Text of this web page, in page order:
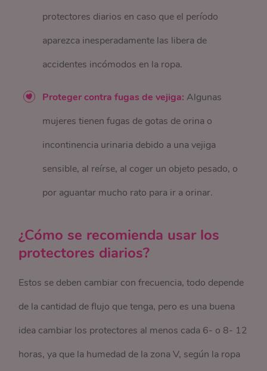
protectores diarios en caso que el período
aparezca inesperadamente las libera de
accidentes incómodos en la ropa.
Proteger contra fugas de vejiga:Algunas
mujeres tienen fugas de gotas de orina o
incontinencia urinaria debido a una vejiga
sensible, al reírse, al coger un objeto pesado, o
por aguantar mucho rato para ir a orinar.
¿Cómo se recomienda usar los
protectores diarios?
Estos se deben cambiar con frecuencia, todo depende
de la cantidad de flujo que tenga, pero es una buena
idea cambiar los protectores al menos cada 6- o 8- 12
horas, ya que la humedad de la zona V, según la ropa